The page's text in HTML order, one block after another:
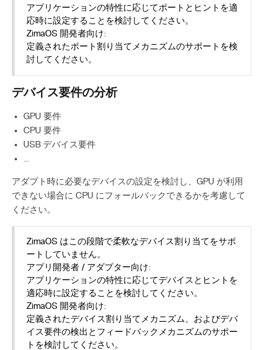
アプリケーションの特性に応じてポートとヒントを適
応時に設定することを検討してください。
ZimaOS 開発者向け:
定義されたポート割り当てメカニズムのサポートを検
討してください。
デバイス要件の分析
GPU 要件
CPU 要件
USB デバイス要件
…
アダプト時に必要なデバイスの設定を検討し、GPU が利用
できない場合に CPU にフォールバックできるかを考慮して
ください。
ZimaOS はこの段階で柔軟なデバイス割り当てをサポ
ートしていません。
アプリ開発者 / アダプター向け:
アプリケーションの特性に応じてデバイスとヒントを
適応時に設定することを検討してください。
ZimaOS 開発者向け:
定義されたデバイス割り当てメカニズム、およびデバ
イス要件の検出とフィードバックメカニズムのサポー
トを検討してください。